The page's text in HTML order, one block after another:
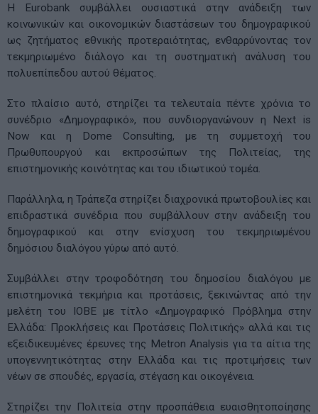
Η Eurobank συμβάλλει ουσιαστικά στην ανάδειξη των
κοινωνικών και οικονομικών διαστάσεων του δημογραφικού
ως ζητήματος εθνικής προτεραιότητας, ενθαρρύνοντας τον
τεκμηριωμένο διάλογο και τη συστηματική ανάλυση του
πολυεπίπεδου αυτού θέματος.
Στο πλαίσιο αυτό, στηρίζει τα τελευταία πέντε χρόνια το
συνέδριο «Δημογραφικό», που συνδιοργανώνουν η Next is
Now και η Dome Consulting, με τη συμμετοχή του
Πρωθυπουργού και εκπροσώπων της Πολιτείας, της
επιστημονικής κοινότητας και του ιδιωτικού τομέα.
Παράλληλα, η Τράπεζα στηρίζει διαχρονικά πρωτοβουλίες και
επιδραστικά συνέδρια που συμβάλλουν στην ανάδειξη του
δημογραφικού και στην ενίσχυση του τεκμηριωμένου
δημόσιου διαλόγου γύρω από αυτό.
Συμβάλλει στην τροφοδότηση του δημοσίου διαλόγου με
επιστημονικά τεκμήρια και προτάσεις, ξεκινώντας από την
μελέτη του ΙΟΒΕ με τίτλο «Δημογραφικό Πρόβλημα στην
Ελλάδα: Προκλήσεις και Προτάσεις Πολιτικής» αλλά και τις
εξειδικευμένες έρευνες της Metron Analysis για τα αίτια της
υπογεννητικότητας στην Ελλάδα και τις προτιμήσεις των
νέων σε σπουδές, εργασία, στέγαση και οικογένεια.
Στηρίζει την Πολιτεία στην προσπάθεια ευαισθητοποίησης